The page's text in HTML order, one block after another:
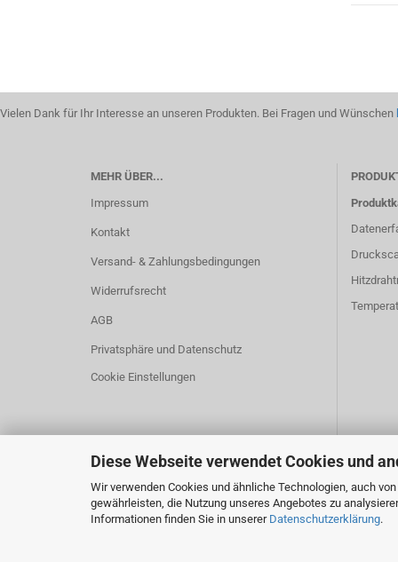
Diese Webseite verwendet Cookies und
Wir verwenden Cookies und ähnliche Technologien, auch
gewährleisten, die Nutzung unseres Angebotes zu
Informationen finden Sie in unserer Datenschutzerklärung.
Vielen Dank für Ihr Interesse an unseren Produkten. Bei Fragen und Wünschen
MEHR ÜBER...
Impressum
Kontakt
Versand- & Zahlungsbedingungen
Widerrufsrecht
AGB
Privatsphäre und Datenschutz
Cookie Einstellungen